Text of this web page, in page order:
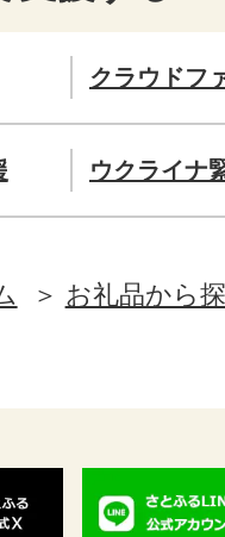
クラウドフ
ウクライナ
お礼品から